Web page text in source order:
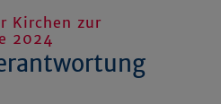
Kirchen zur
2024